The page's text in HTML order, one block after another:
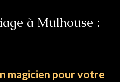
à Mulhouse :
magicien pour votre